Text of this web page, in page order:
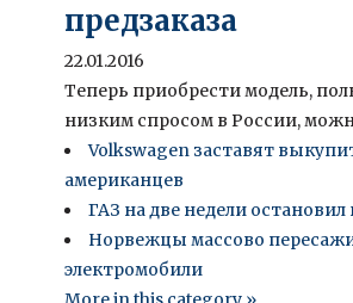
предзаказа
22.01.2016
Теперь приобрести модель,
низким спросом в России,
Volkswagen заставят
американцев
ГАЗ на две недели остановил
Норвежцы массово
электромобили